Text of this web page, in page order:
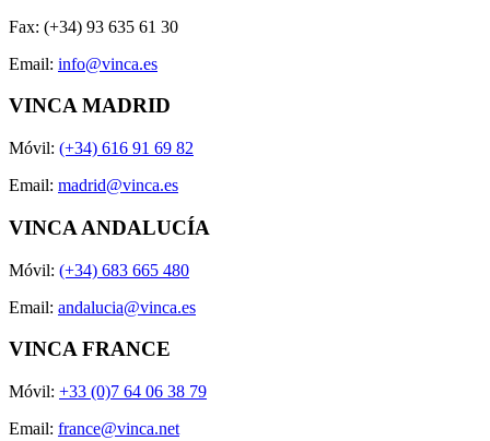
Fax: (+34) 93 635 61 30
Email: info@vinca.es
VINCA MADRID
Móvil: (+34) 616 91 69 82
Email: madrid@vinca.es
VINCA ANDALUCÍA
Móvil: (+34) 683 665 480
Email: andalucia@vinca.es
VINCA FRANCE
Móvil: +33 (0)7 64 06 38 79
Email: france@vinca.net